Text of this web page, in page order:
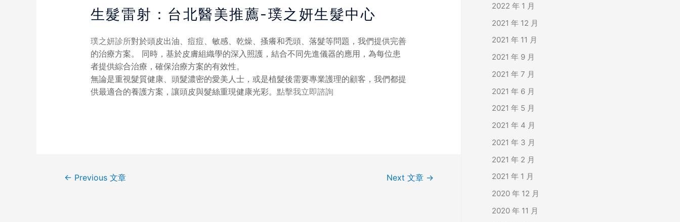
生髮雷射：台北醫美推薦-璞之妍生髮中心
璞之妍診所對於頭皮出油、痘痘、敏感、乾燥、搔癢和禿頭、落髮等問題，我們提供完善
的治療方案。 同時，基於皮膚組織學的深入照護，結合不同先進儀器的應用，為每位患
者提供綜合治療，確保治療方案的有效性。
無論是重視髮質健康、頭髮濃密的愛美人士，或是植髮後需要專業護理的顧客，我們都提
供最適合的養護方案，讓頭皮與髮絲重現健康光彩。 點擊我立即諮詢
← Previous 文章 Next 文章 →
2022 年 1 月
2021 年 12 月
2021 年 11 月
2021 年 9 月
2021 年 7 月
2021 年 6 月
2021 年 5 月
2021 年 4 月
2021 年 3 月
2021 年 2 月
2021 年 1 月
2020 年 12 月
2020 年 11 月